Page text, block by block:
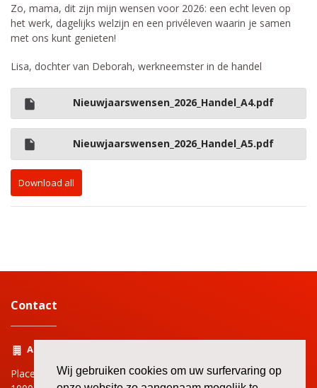
Wij gebruiken cookies om uw surfervaring op
Zo, mama, dit zijn mijn wensen voor 2026: een echt leven op
het werk, dagelijks welzijn en een privéleven waarin je samen
met ons kunt genieten!
Lisa, dochter van Deborah, werkneemster in de handel
Nieuwjaarswensen_2026_Handel_A4.pdf
Nieuwjaarswensen_2026_Handel_A5.pdf
Download all
Contact
Adres
Place Rouppe | Rouppeplein 3